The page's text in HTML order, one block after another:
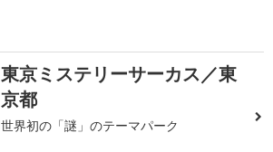
東京ミステリーサーカス／東
京都
世界初の「謎」のテーマパーク